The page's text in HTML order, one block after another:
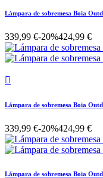
Lámpara de sobremesa Boia
339,99 €-20%424,99 €

Lámpara de sobremesa Boia
339,99 €-20%424,99 €
Lámpara de sobremesa Boia